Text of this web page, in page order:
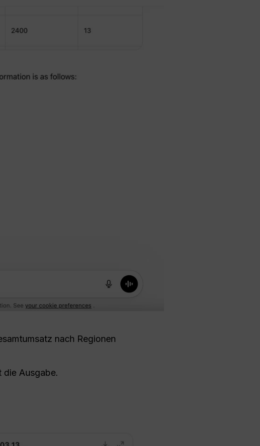
nach Regionen
die Ausgabe.